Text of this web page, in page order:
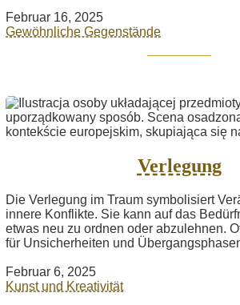
Februar 16, 2025
Gewöhnliche Gegenstände
Verlegung
Die Verlegung im Traum symbolisiert
innere Konflikte. Sie kann auf das
etwas neu zu ordnen oder abzulehnen.
für Unsicherheiten und
Februar 6, 2025
Kunst und Kreativität